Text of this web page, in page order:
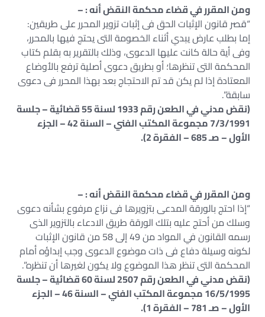
ومن المقرر في قضاء محكمة النقض أنه : –
“قصر قانون الإثبات الحق فى إثبات تزوير المحرر على طريقين:
إما بطلب عارض يبدي أثناء الخصومة التى يحتج فيها بالمحرر،
وفى أية حالة كانت عليها الدعوى، وذلك بالتقرير به بقلم كتاب
المحكمة التى تنظرها؛ أو بطريق دعوى أصلية ترفع بالأوضاع
المعتادة إذا لم يكن قد تم الاحتجاج بعد بهذا المحرر فى دعوى
سابقة”.
(نقض مدني في الطعن رقم 1933 لسنة 55 قضائية – جلسة
7/3/1991 مجموعة المكتب الفني – السنة 42 – الجزء
الأول – صـ 685 – الفقرة 2).
ومن المقرر في قضاء محكمة النقض أنه : –
“إذا احتج بالورقة المدعى بتزويرها فى نزاع مرفوع بشأنه دعوى
وسلك من أحتج عليه بتلك الورقة طريق الادعاء بالتزوير الذى
رسمه القانون في المواد من 49 إلى 58 من قانون الإثبات
لكونه وسيلة دفاع فى ذات موضوع الدعوى وجب إبداؤه أمام
المحكمة التى تنظر هذا الموضوع ولا يكون لغيرها أن تنظره”.
(نقض مدني في الطعن رقم 2507 لسنة 60 قضائية – جلسة
16/5/1995 مجموعة المكتب الفني – السنة 46 – الجزء
الأول – صـ 781 – الفقرة 1).